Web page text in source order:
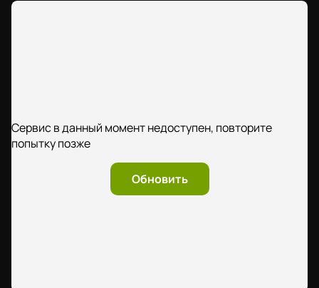
Сервис в данный момент недоступен, повторите
попытку позже
Обновить